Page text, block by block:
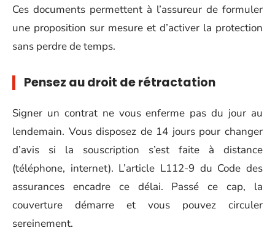
Ces documents permettent à l’assureur de formuler
une proposition sur mesure et d’activer la protection
sans perdre de temps.
Pensez au droit de rétractation
Signer un contrat ne vous enferme pas du jour au
lendemain. Vous disposez de 14 jours pour changer
d’avis si la souscription s’est faite à distance
(téléphone, internet). L’article L112-9 du Code des
assurances encadre ce délai. Passé ce cap, la
couverture démarre et vous pouvez circuler
sereinement.